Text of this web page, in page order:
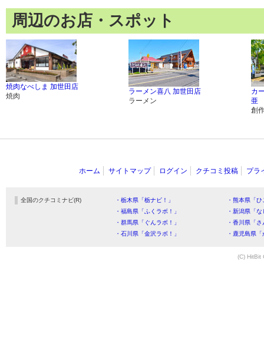
周辺のお店・スポット
焼肉なべしま 加世田店
焼肉
ラーメン喜八 加世田店
ラーメン
カ
亜
創
ホーム サイトマップ ログイン クチコミ投稿 プラ
全国のクチコミナビ(R) ・栃木県「栃ナビ！」
・熊本県「
・福島県「ふくラボ！」
・新潟県「
・群馬県「ぐんラボ！」
・香川県「
・石川県「金沢ラボ！」
・鹿児島県
(C) HitBit